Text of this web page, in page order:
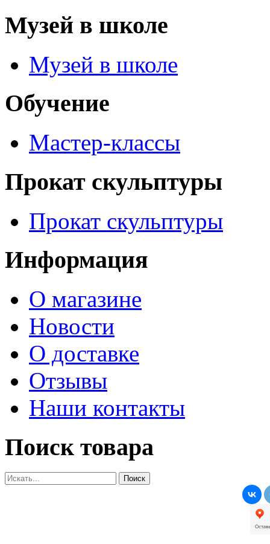
Музей в школе
Музей в школе
Обучение
Мастер-классы
Прокат скульптуры
Прокат скульптуры
Информация
О магазине
Новости
О доставке
Отзывы
Наши контакты
Поиск товара